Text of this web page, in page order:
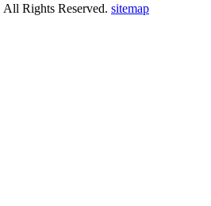
All Rights Reserved. sitemap